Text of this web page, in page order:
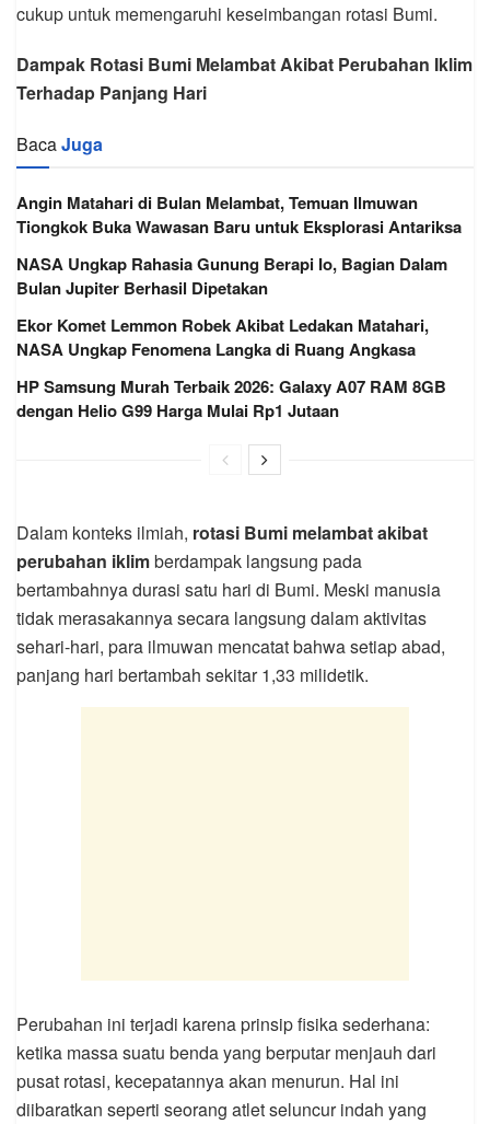
cukup untuk memengaruhi keseimbangan rotasi Bumi.
Dampak Rotasi Bumi Melambat Akibat Perubahan Iklim
Terhadap Panjang Hari
BacaJuga
Angin Matahari di Bulan Melambat, Temuan Ilmuwan
Tiongkok Buka Wawasan Baru untuk Eksplorasi Antariksa
NASA Ungkap Rahasia Gunung Berapi Io, Bagian Dalam
Bulan Jupiter Berhasil Dipetakan
Ekor Komet Lemmon Robek Akibat Ledakan Matahari,
NASA Ungkap Fenomena Langka di Ruang Angkasa
HP Samsung Murah Terbaik 2026: Galaxy A07 RAM 8GB
dengan Helio G99 Harga Mulai Rp1 Jutaan
Dalam konteks ilmiah, rotasi Bumi melambat akibat
perubahan iklimberdampak langsung pada
bertambahnya durasi satu hari di Bumi. Meski manusia
tidak merasakannya secara langsung dalam aktivitas
sehari-hari, para ilmuwan mencatat bahwa setiap abad,
panjang hari bertambah sekitar 1,33 milidetik.
Perubahan ini terjadi karena prinsip fisika sederhana:
ketika massa suatu benda yang berputar menjauh dari
pusat rotasi, kecepatannya akan menurun. Hal ini
diibaratkan seperti seorang atlet seluncur indah yang